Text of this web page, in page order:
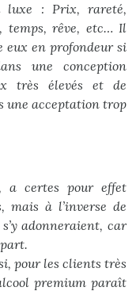
luxe : Prix, rareté,
temps, rêve, etc… Il
eux en profondeur si
une conception
très élevés et de
une acceptation trop
a certes pour effet
mais à l’inverse de
adonneraient, car
pour les clients très
premium paraît